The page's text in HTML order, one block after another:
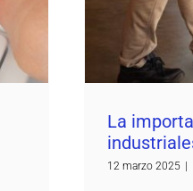
La
12 marzo 2025